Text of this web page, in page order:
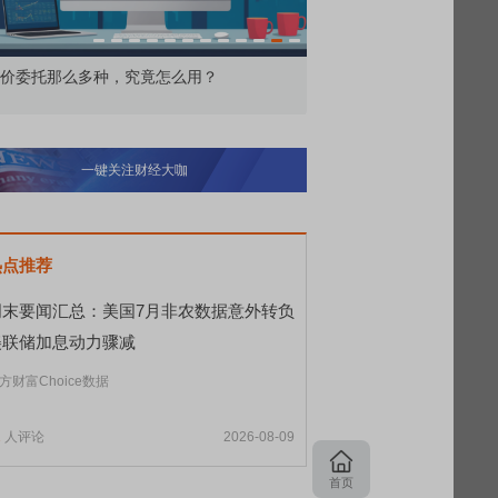
委托那么多种，究竟怎么用？
一键关注财经大咖
推荐
要闻汇总：美国7月非农数据意外转负
储加息动力骤减
财富Choice数据
人评论 2026-08-09
首页